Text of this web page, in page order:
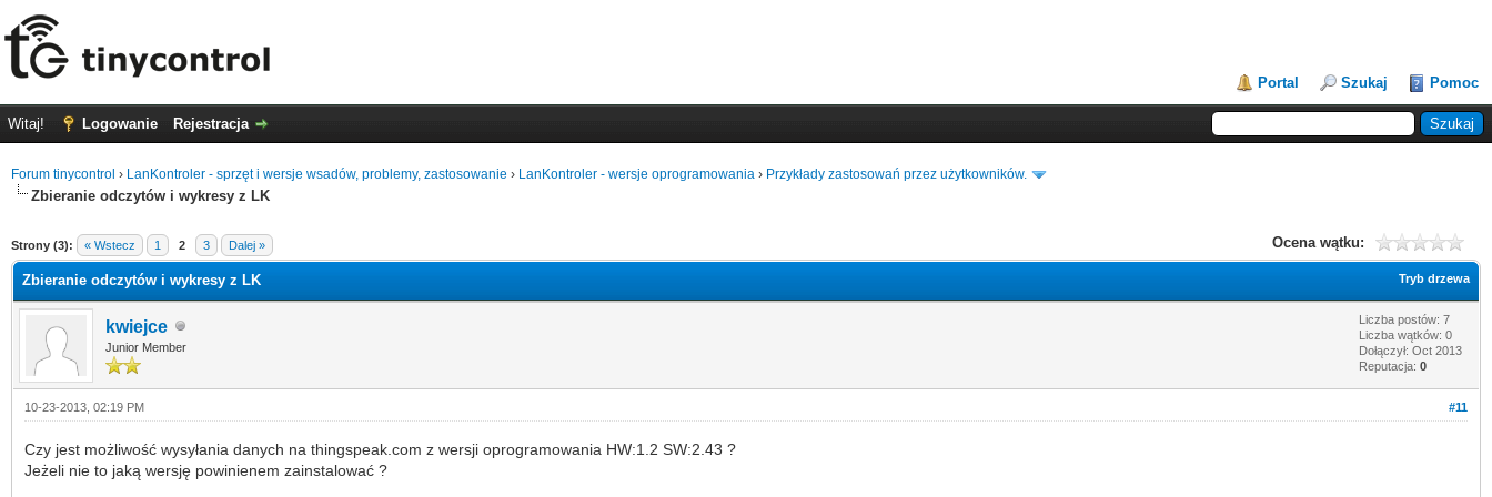
Portal Szukaj Pomoc
Witaj! Logowanie Rejestracja
Forum tinycontrol › LanKontroler - sprzęt i wersje wsadów, problemy, zastosowanie › LanKontroler - wersje oprogramowania › Przykłady zastosowań przez użytkowników.
Zbieranie odczytów i wykresy z LK
Strony (3): « Wstecz 1 2 3 Dalej » Ocena wątku:
0 głosów - średnia: 0
12345
Tryb drzewa
Zbieranie odczytów i wykresy z LK
kwiejce
Junior Member
Liczba postów: 7
Liczba wątków: 0
Dołączył: Oct 2013
Reputacja: 0
#11
10-23-2013, 02:19 PM
Czy jest możliwość wysyłania danych na thingspeak.com z wersji oprogramowania HW:1.2 SW:2.43 ?
Jeżeli nie to jaką wersję powinienem zainstalować ?